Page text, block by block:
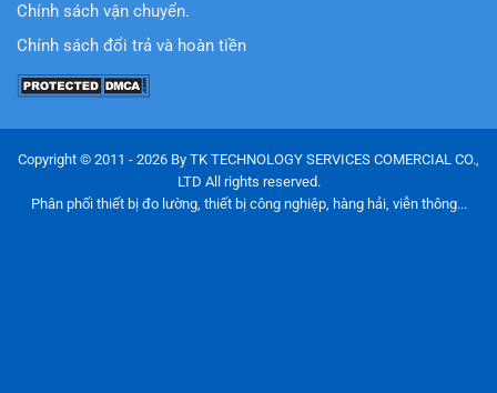
Chính sách vận chuyển.
Chính sách đổi trả và hoàn tiền
Copyright © 2011 - 2026 By TK TECHNOLOGY SERVICES COMERCIAL CO.,
LTD All rights reserved.
Phân phối thiết bị đo lường, thiết bị công nghiệp, hàng hải, viễn thông...